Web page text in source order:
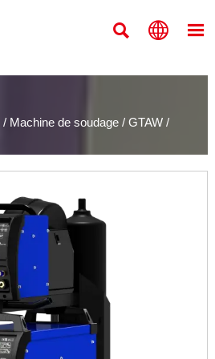
  
/ Machine de soudage/ GTAW/